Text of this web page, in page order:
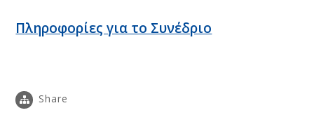
Πληροφορίες για το Συνέδριο
Share